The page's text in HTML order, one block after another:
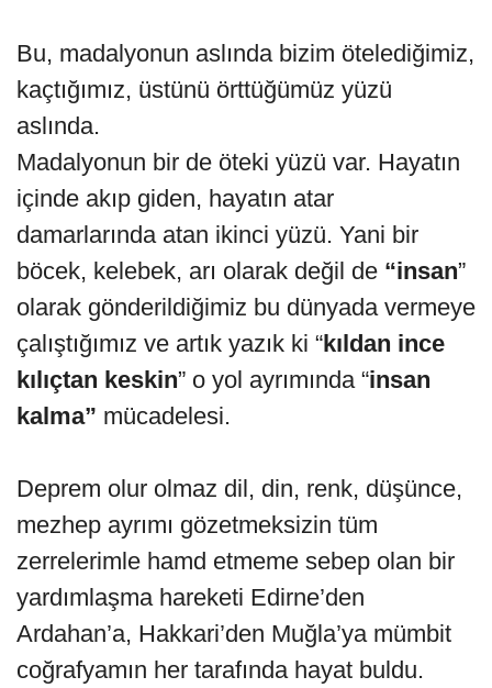
Bu, madalyonun aslında bizim ötelediğimiz,
kaçtığımız, üstünü örttüğümüz yüzü
aslında.
Madalyonun bir de öteki yüzü var. Hayatın
içinde akıp giden, hayatın atar
damarlarında atan ikinci yüzü. Yani bir
böcek, kelebek, arı olarak değil de “insan”
olarak gönderildiğimiz bu dünyada vermeye
çalıştığımız ve artık yazık ki “kıldan ince
kılıçtan keskin” o yol ayrımında “insan
kalma” mücadelesi.
Deprem olur olmaz dil, din, renk, düşünce,
mezhep ayrımı gözetmeksizin tüm
zerrelerimle hamd etmeme sebep olan bir
yardımlaşma hareketi Edirne’den
Ardahan’a, Hakkari’den Muğla’ya mümbit
coğrafyamın her tarafında hayat buldu.